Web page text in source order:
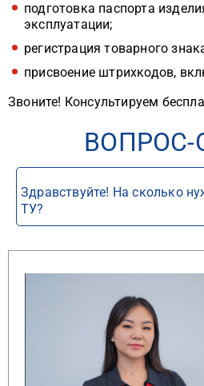
подготовка паспорта
эксплуатации;
регистрация товарного
присвоение штрихкодов,
Звоните! Консультируем
ВОПРОС-
Здравствуйте! На сколько
ТУ?